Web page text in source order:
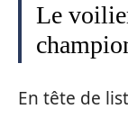
Le
En tête de